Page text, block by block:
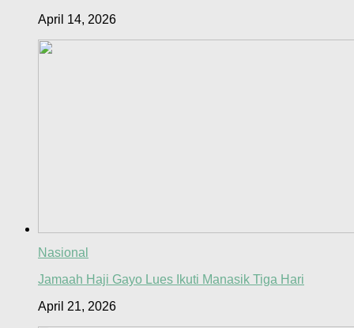
April 14, 2026
Nasional
Jamaah Haji Gayo Lues Ikuti Manasik Tiga Hari
April 21, 2026